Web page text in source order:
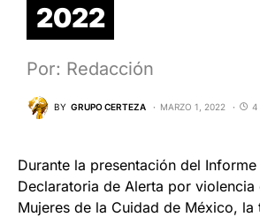
2022
Por: Redacción
BY GRUPO CERTEZA MARZO 1, 2022 4
Durante la presentación del
Declaratoria de Alerta por violencia
Mujeres de la Cuidad de México, la